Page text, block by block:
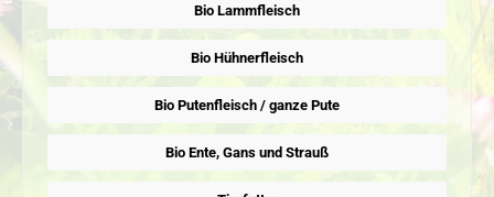
Bio Lammfleisch
Bio Hühnerfleisch
Bio Putenfleisch / ganze Pute
Bio Ente, Gans und Strauß